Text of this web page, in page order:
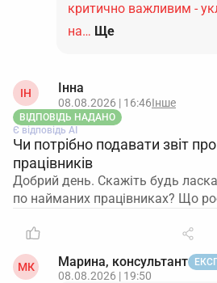
критично важливим -
на… Ще
ІН Інна
08.08.2026 | 16:46Інше
ВІДПОВІДЬ НАДАНО
Є відповідь АІ
Чи потрібно подавати звіт
працівників
Добрий день. Скажіть будь
по найманих працівниках? Що
МК Марина, консультант
08.08.2026 | 19:50